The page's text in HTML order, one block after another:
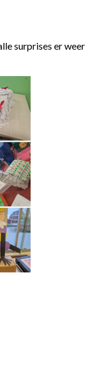
surprises er weer